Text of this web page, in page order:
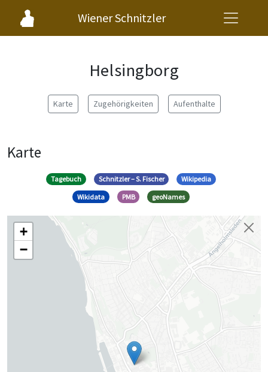
Wiener Schnitzler
Helsingborg
Karte Zugehörigkeiten Aufenthalte
Karte
Tagebuch Schnitzler – S. Fischer
Wikipedia
Wikidata
PMB geoNames
+
−